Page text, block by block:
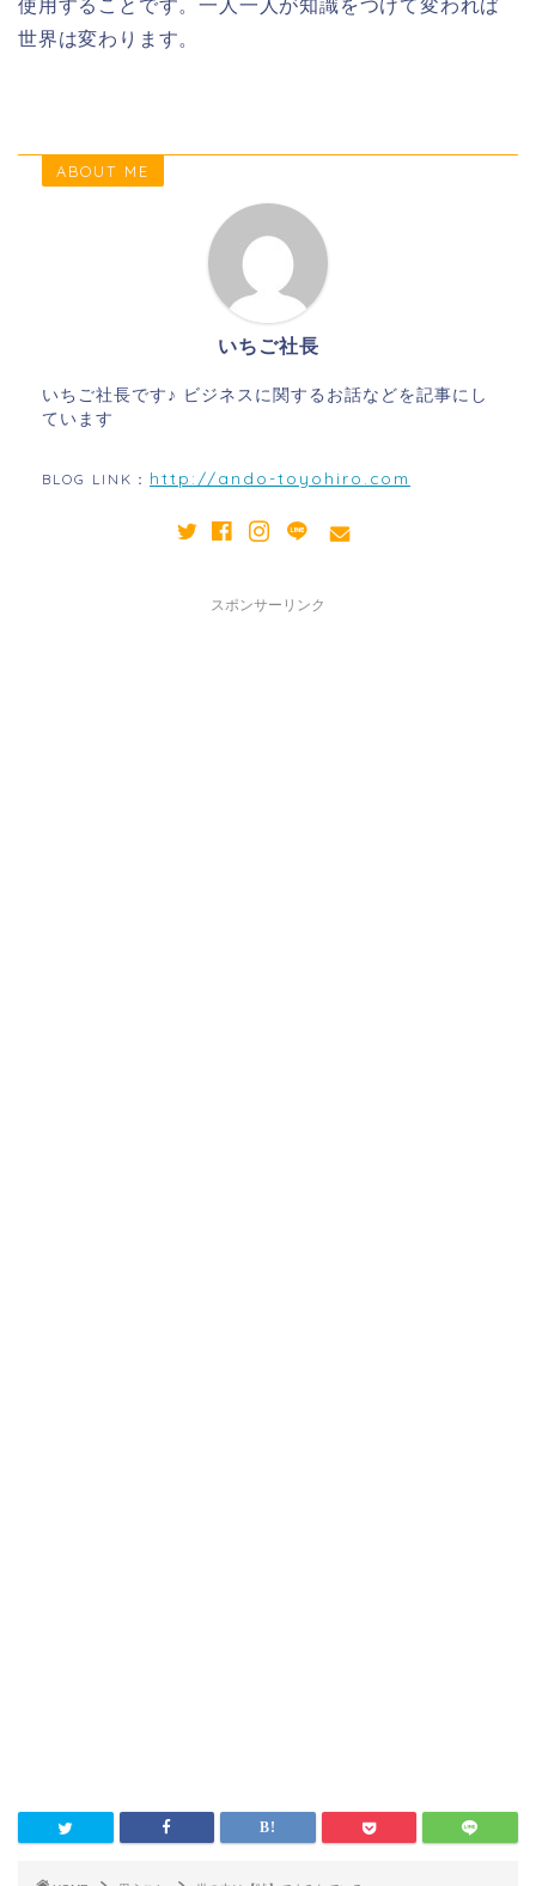
使用することです。一人一人が知識をつけて変われば
世界は変わります。
ABOUT ME
いちご社長
いちご社長です♪ ビジネスに関するお話などを記事にし
ています
BLOG LINK： http://ando-toyohiro.com
スポンサーリンク